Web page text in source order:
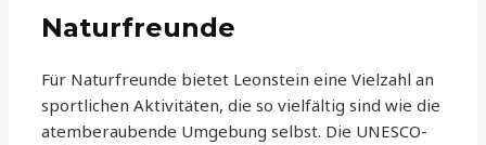
Naturfreunde
Für Naturfreunde bietet Leonstein eine Vielzahl an
sportlichen Aktivitäten, die so vielfältig sind wie die
atemberaubende Umgebung selbst. Die UNESCO-